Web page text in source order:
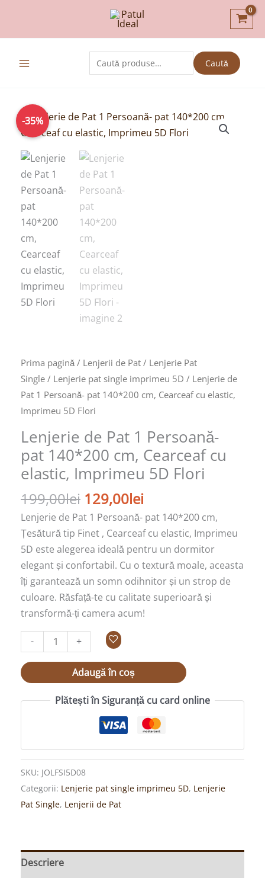
content
Caută
după:
Caută
-35%
Prima pagină/ Lenjerii de Pat / Lenjerie Pat
Single / Lenjerie pat single imprimeu 5D / Lenjerie de
Pat 1 Persoană- pat 140*200 cm, Cearceaf cu elastic,
Imprimeu 5D Flori
Lenjerie de Pat 1 Persoană-
pat 140*200 cm, Cearceaf cu
elastic, Imprimeu 5D Flori
199,00lei
Prețul
inițial
a
fost:
199,00lei.
129,00lei
Prețul
curent
Lenjerie de Pat 1 Persoană- pat 140*200 cm,
Țesătură tip Finet , Cearceaf cu elastic, Imprimeu
5D este alegerea ideală pentru un dormitor
elegant și confortabil. Cu o textură moale, aceasta
îți garantează un somn odihnitor și un strop de
culoare. Răsfață-te cu calitate superioară și
transformă-ți camera acum!
-
Cantitate
Lenjerie
de
Pat
1
Persoană-
pat
140*200
cm,
Cearceaf
cu
elastic,
Imprimeu
+
Adaugă în coș
Plătești în Siguranță cu card online
SKU: JOLFSI5D08
Categorii: Lenjerie pat single imprimeu 5D, Lenjerie
Pat Single, Lenjerii de Pat
Descriere